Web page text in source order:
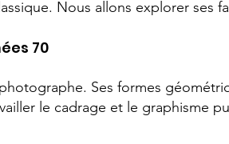
Nous allons explorer ses
70
Ses formes
le cadrage et le graphisme